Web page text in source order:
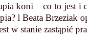
koni – co to jest
l Beata
w stanie zastąpić